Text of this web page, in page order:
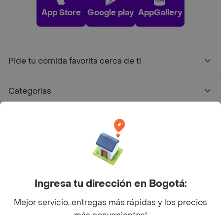
App Store Google play AppGallery
Pide tu comida favorita cerca de ti
Categorías
Facebook
Twitter
Instagram
©2026Rappi Inc. All rights reserved.
Ingresa tu dirección en Bogotá:
Mejor servicio, entregas más rápidas y los precios